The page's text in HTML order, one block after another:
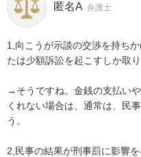
匿名A 弁護士
1,向こうが示談の交渉を持ち
たは少額訴訟を起こすしか取
→そうですね。金銭の支払い
くれない場合は、通常は、民
う。
2,民事の結果が刑事罰に影響